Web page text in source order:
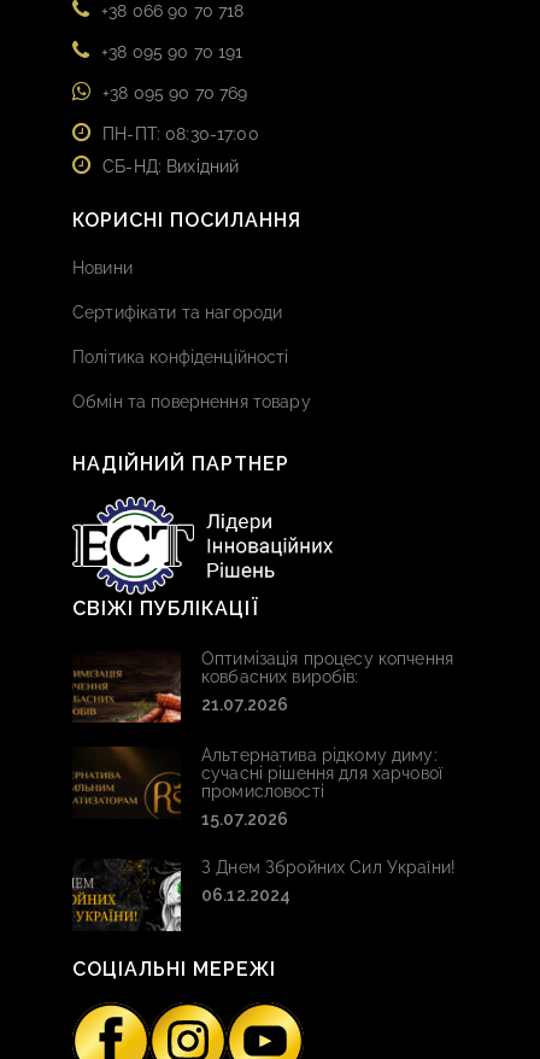
+38 066 90 70 718
+38 095 90 70 191
+38 095 90 70 769
ПН-ПТ: 08:30-17:00
СБ-НД: Вихідний
КОРИСНІ ПОСИЛАННЯ
Новини
Сертифікати та нагороди
Політика конфіденційності
Обмін та повернення товару
НАДІЙНИЙ ПАРТНЕР
СВІЖІ ПУБЛІКАЦІЇ
Оптимізація процесу копчення
ковбасних виробів:
21.07.2026
Альтернатива рідкому диму:
сучасні рішення для харчової
промисловості
15.07.2026
З Днем Збройних Сил України!
06.12.2024
СОЦІАЛЬНІ МЕРЕЖІ